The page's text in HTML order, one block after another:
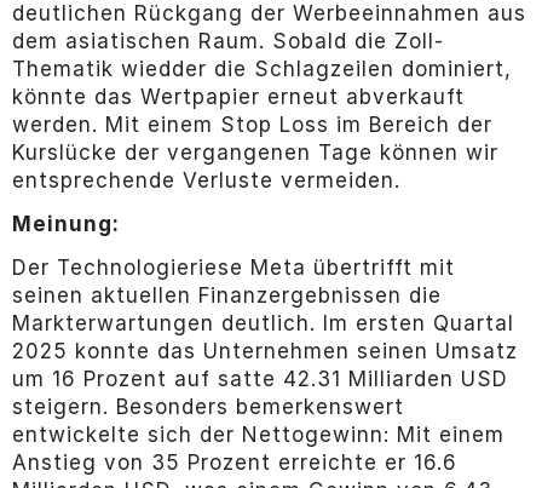
deutlichen Rückgang der Werbeeinnahmen aus
dem asiatischen Raum. Sobald die Zoll-
Thematik wiedder die Schlagzeilen dominiert,
könnte das Wertpapier erneut abverkauft
werden. Mit einem Stop Loss im Bereich der
Kurslücke der vergangenen Tage können wir
entsprechende Verluste vermeiden.
Meinung:
Der Technologieriese Meta übertrifft mit
seinen aktuellen Finanzergebnissen die
Markterwartungen deutlich. Im ersten Quartal
2025 konnte das Unternehmen seinen Umsatz
um 16 Prozent auf satte 42.31 Milliarden USD
steigern. Besonders bemerkenswert
entwickelte sich der Nettogewinn: Mit einem
Anstieg von 35 Prozent erreichte er 16.6